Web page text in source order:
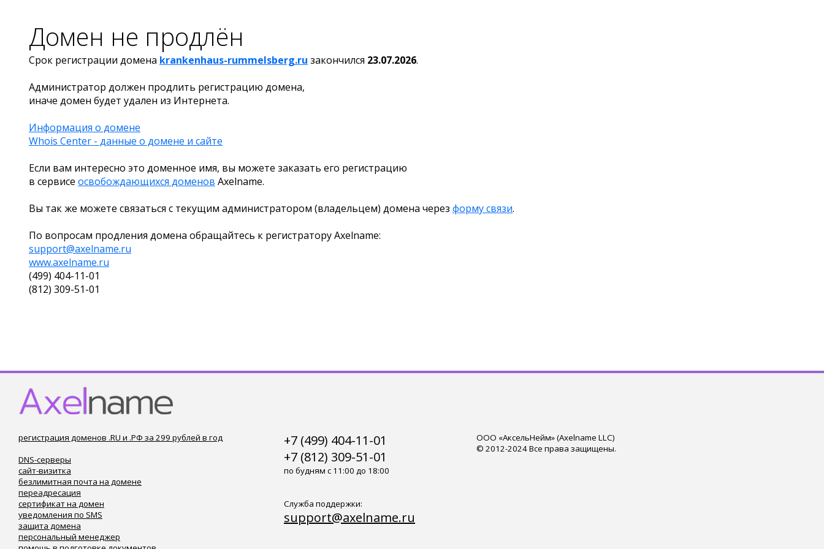
Домен не продлён
Срок регистрации домена krankenhaus-rummelsberg.ru закончился 23.07.2026.
Администратор должен продлить регистрацию домена,
иначе домен будет удален из Интернета.
Информация о домене
Whois Center - данные о домене и сайте
Если вам интересно это доменное имя, вы можете заказать его регистрацию
в сервисе освобождающихся доменов Axelname.
Вы так же можете связаться с текущим администратором (владельцем) домена через форму связи.
По вопросам продления домена обращайтесь к регистратору Axelname:
support@axelname.ru
www.axelname.ru
(499) 404-11-01
(812) 309-51-01
регистрация доменов .RU и .РФ за 299 рублей в год
DNS-серверы
сайт-визитка
безлимитная почта на домене
переадресация
сертификат на домен
уведомления по SMS
защита домена
персональный менеджер
+7 (499) 404-11-01
+7 (812) 309-51-01
по будням с 11:00 до 18:00
Служба поддержки:
support@axelname.ru
ООО «АксельНейм» (Axelname LLC)
© 2012-2024 Все права защищены.